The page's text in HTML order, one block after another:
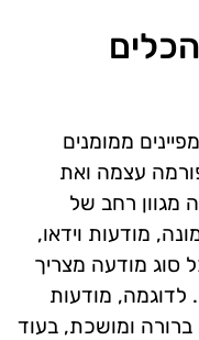
ממומנים
עצמה ואת
מגוון רחב של
מודעות וידאו,
סוג מודעה מצריך
לדוגמה, מודעות
ברורה ומושכת, בעוד